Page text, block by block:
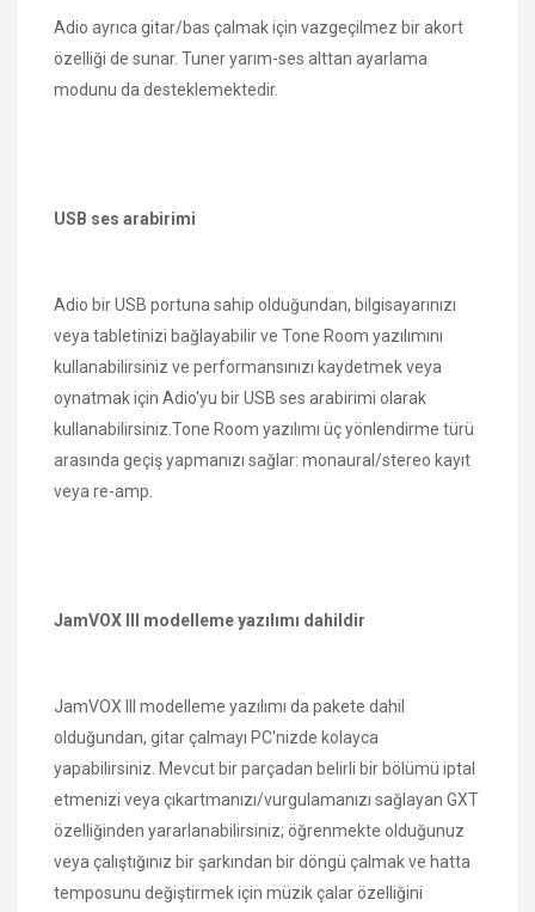
Adio ayrıca gitar/bas çalmak için vazgeçilmez bir akort
özelliği de sunar. Tuner yarım-ses alttan ayarlama
modunu da desteklemektedir.
USB ses arabirimi
Adio bir USB portuna sahip olduğundan, bilgisayarınızı
veya tabletinizi bağlayabilir ve Tone Room yazılımını
kullanabilirsiniz ve performansınızı kaydetmek veya
oynatmak için Adio'yu bir USB ses arabirimi olarak
kullanabilirsiniz.Tone Room yazılımı üç yönlendirme türü
arasında geçiş yapmanızı sağlar: monaural/stereo kayıt
veya re-amp.
JamVOX III modelleme yazılımı dahildir
JamVOX III modelleme yazılımı da pakete dahil
olduğundan, gitar çalmayı PC'nizde kolayca
yapabilirsiniz. Mevcut bir parçadan belirli bir bölümü iptal
etmenizi veya çıkartmanızı/vurgulamanızı sağlayan GXT
özelliğinden yararlanabilirsiniz; öğrenmekte olduğunuz
veya çalıştığınız bir şarkından bir döngü çalmak ve hatta
temposunu değiştirmek için müzik çalar özelliğini